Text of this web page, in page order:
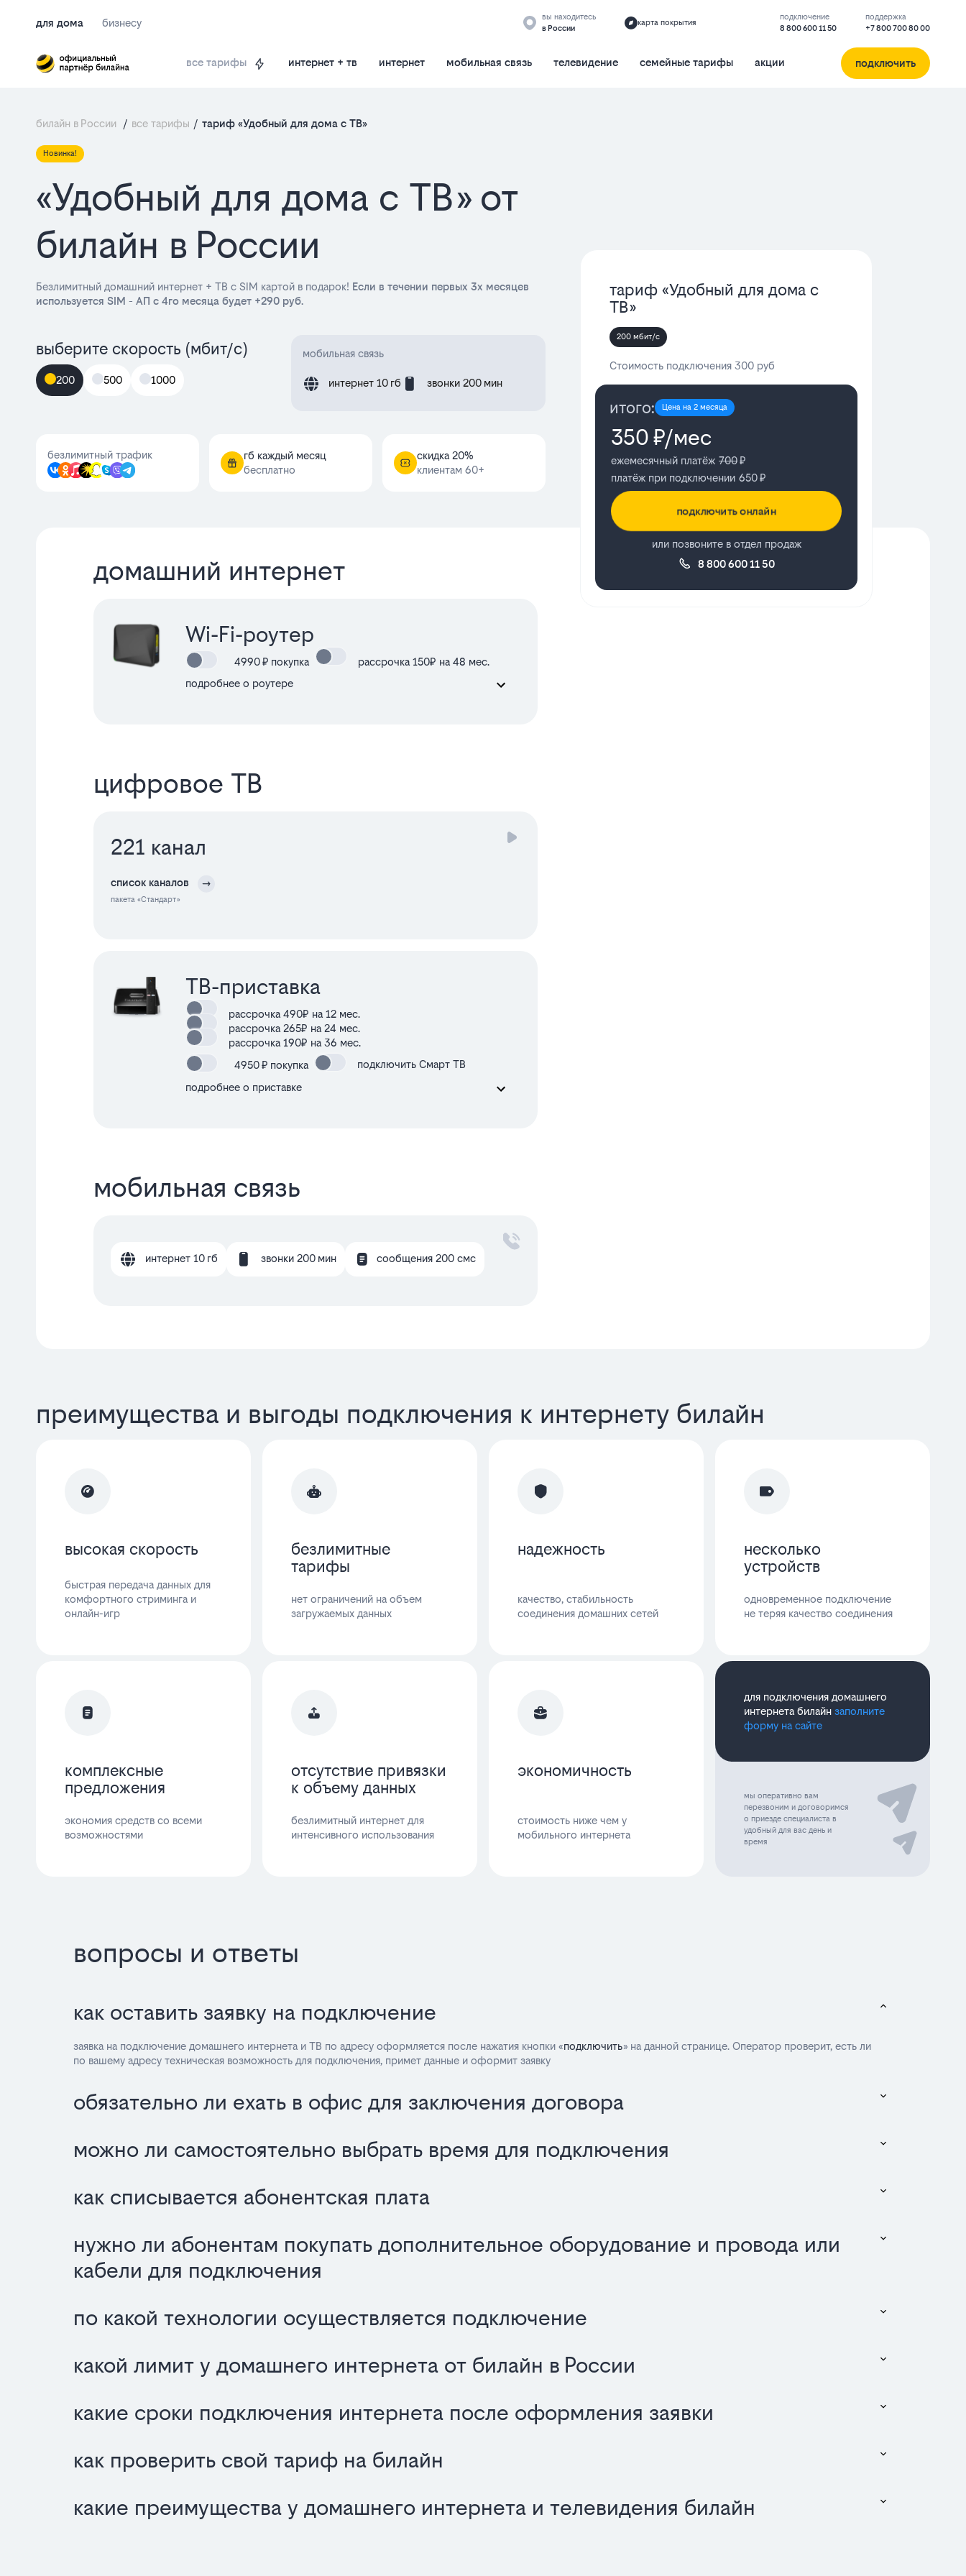
для дома бизнесу
вы находитесь
в России
карта покрытия
подключение
8 800 600 11 50
поддержка
+7 800 700 80 00
все тарифы интернет + тв интернет мобильная связь телевидение семейные тарифы акции подключить
билайн в России / все тарифы / тариф «Удобный для дома с ТВ»
Новинка!
«Удобный для дома с ТВ» от
билайн в России
Безлимитный домашний интернет + ТВ с SIM картой в подарок! Если в течении первых 3х месяцев
используется SIM - АП с 4го месяца будет +290 руб.
выберите скорость (мбит/с)
200 500 1000
мобильная связь
интернет 10 гб звонки 200 мин
безлимитный трафик
гб каждый месяц
бесплатно
cкидка 20%
клиентам 60+
домашний интернет
Wi-Fi-роутер
4990₽ покупка
рассрочка 150₽ на 48 мес.
подробнее о роутере
цифровое ТВ
221 канал
список каналов
пакета «Стандарт»
ТВ-приставка
рассрочка 490₽ на 12 мес.
рассрочка 265₽ на 24 мес.
рассрочка 190₽ на 36 мес.
4950₽ покупка
подключить Смарт ТВ
подробнее о приставке
мобильная связь
интернет 10 гб звонки 200 мин сообщения 200 смс
тариф «Удобный для дома с
ТВ»
200 мбит/с
Стоимость подключения 300 руб
итого: Цена на 2 месяца
350 ₽/мес
ежемесячный платёж 700₽
платёж при подключении 650₽
подключить онлайн
или позвоните в отдел продаж
8 800 600 11 50
преимущества и выгоды подключения к интернету билайн
высокая скорость
быстрая передача данных для
комфортного стриминга и
онлайн-игр
безлимитные
тарифы
нет ограничений на объем
загружаемых данных
надежность
качество, стабильность
соединения домашних сетей
несколько
устройств
одновременное подключение
не теряя качество соединения
комплексные
предложения
экономия средств со всеми
возможностями
отсутствие привязки
к объему данных
безлимитный интернет для
интенсивного использования
экономичность
стоимость ниже чем у
мобильного интернета
для подключения домашнего
интернета билайнзаполните
форму на сайте
мы оперативно вам
перезвоним и договоримся
о приезде специалиста в
удобный для вас день и
время
вопросы и ответы
как оставить заявку на подключение
заявка на подключение домашнего интернета и ТВ по адресу оформляется после нажатия кнопки «подключить» на данной странице. Оператор проверит, есть ли
по вашему адресу техническая возможность для подключения, примет данные и оформит заявку
обязательно ли ехать в офис для заключения договора
можно ли самостоятельно выбрать время для подключения
как списывается абонентская плата
нужно ли абонентам покупать дополнительное оборудование и провода или
кабели для подключения
по какой технологии осуществляется подключение
какой лимит у домашнего интернета от билайн в России
какие сроки подключения интернета после оформления заявки
как проверить свой тариф на билайн
какие преимущества у домашнего интернета и телевидения билайн